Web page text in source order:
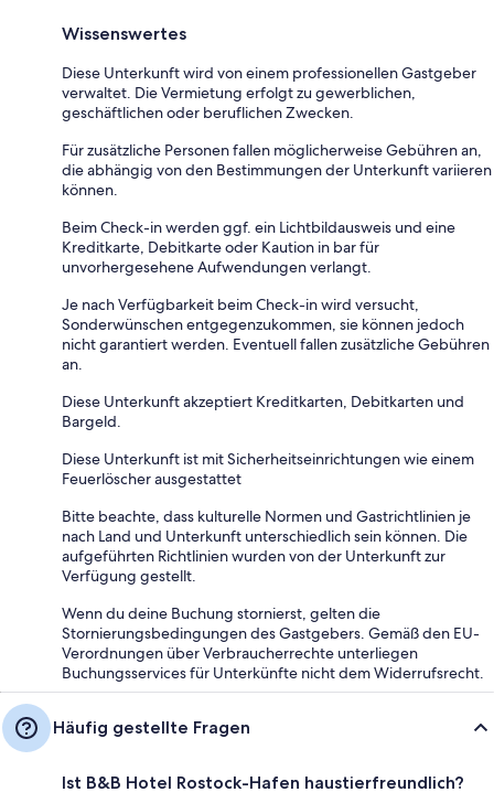
Wissenswertes
Diese Unterkunft wird von einem professionellen Gastgeber
verwaltet. Die Vermietung erfolgt zu gewerblichen,
geschäftlichen oder beruflichen Zwecken.
Für zusätzliche Personen fallen möglicherweise Gebühren an,
die abhängig von den Bestimmungen der Unterkunft variieren
können.
Beim Check-in werden ggf. ein Lichtbildausweis und eine
Kreditkarte, Debitkarte oder Kaution in bar für
unvorhergesehene Aufwendungen verlangt.
Je nach Verfügbarkeit beim Check-in wird versucht,
Sonderwünschen entgegenzukommen, sie können jedoch
nicht garantiert werden. Eventuell fallen zusätzliche Gebühren
an.
Diese Unterkunft akzeptiert Kreditkarten, Debitkarten und
Bargeld.
Diese Unterkunft ist mit Sicherheitseinrichtungen wie einem
Feuerlöscher ausgestattet
Bitte beachte, dass kulturelle Normen und Gastrichtlinien je
nach Land und Unterkunft unterschiedlich sein können. Die
aufgeführten Richtlinien wurden von der Unterkunft zur
Verfügung gestellt.
Wenn du deine Buchung stornierst, gelten die
Stornierungsbedingungen des Gastgebers. Gemäß den EU-
Verordnungen über Verbraucherrechte unterliegen
Buchungsservices für Unterkünfte nicht dem Widerrufsrecht.
Häufig gestellte Fragen
Ist B&B Hotel Rostock-Hafen haustierfreundlich?